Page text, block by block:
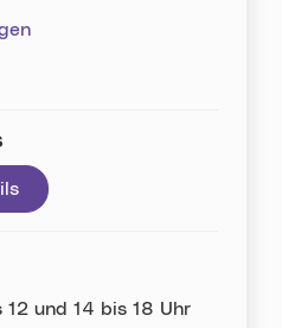
12 und 14 bis 18 Uhr